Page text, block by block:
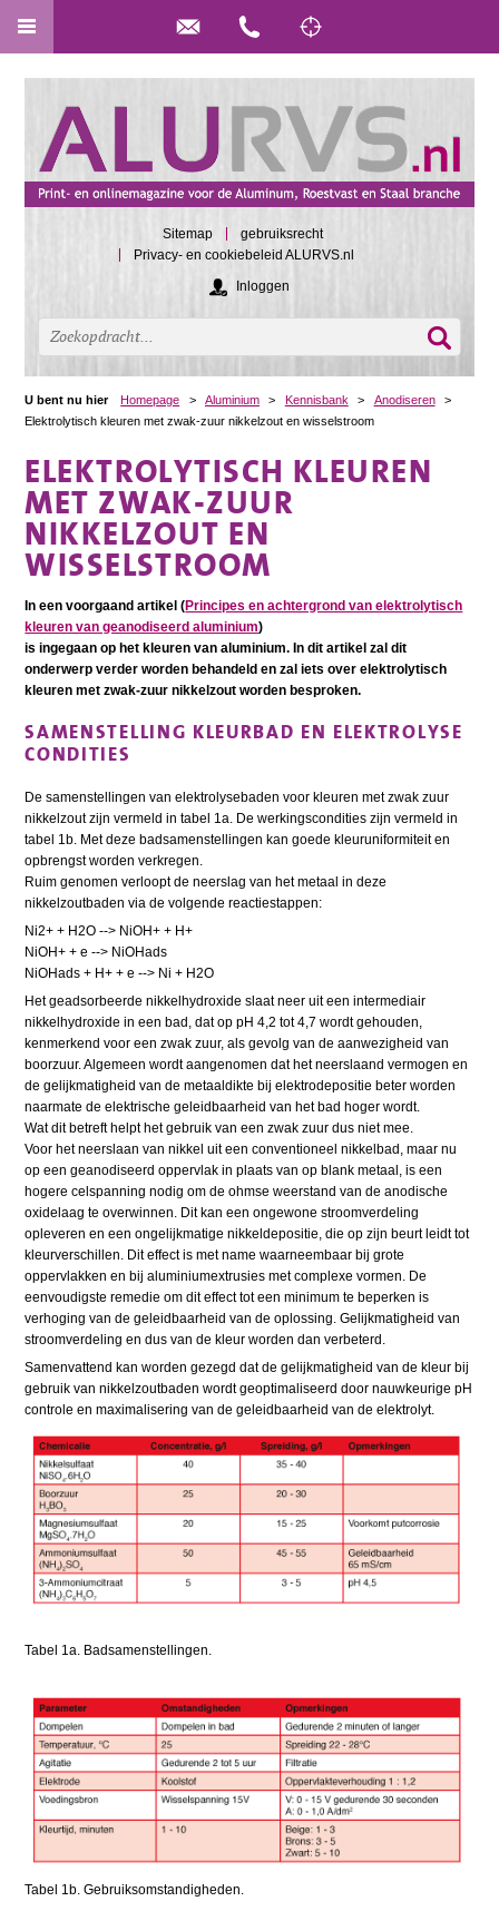
Sitemap
gebruiksrecht
Privacy- en cookiebeleid ALURVS.nl
Inloggen
U bent nu hier Homepage > Aluminium > Kennisbank > Anodiseren
>
Elektrolytisch kleuren met zwak-zuur nikkelzout en wisselstroom
ELEKTROLYTISCH KLEUREN
MET ZWAK-ZUUR
NIKKELZOUT EN
WISSELSTROOM
In een voorgaand artikel (Principes en achtergrond van elektrolytisch
kleuren van geanodiseerd aluminium)
is ingegaan op het kleuren van aluminium. In dit artikel zal dit
onderwerp verder worden behandeld en zal iets over elektrolytisch
kleuren met zwak-zuur nikkelzout worden besproken.
SAMENSTELLING KLEURBAD EN ELEKTROLYSE
CONDITIES
De samenstellingen van elektrolysebaden voor kleuren met zwak zuur
nikkelzout zijn vermeld in tabel 1a. De werkingscondities zijn vermeld in
tabel 1b. Met deze badsamenstellingen kan goede kleuruniformiteit en
opbrengst worden verkregen.
Ruim genomen verloopt de neerslag van het metaal in deze
nikkelzoutbaden via de volgende reactiestappen:
Ni2+ + H2O --> NiOH+ + H+
NiOH+ + e --> NiOHads
NiOHads + H+ + e --> Ni + H2O
Het geadsorbeerde nikkelhydroxide slaat neer uit een intermediair
nikkelhydroxide in een bad, dat op pH 4,2 tot 4,7 wordt gehouden,
kenmerkend voor een zwak zuur, als gevolg van de aanwezigheid van
boorzuur. Algemeen wordt aangenomen dat het neerslaand vermogen en
de gelijkmatigheid van de metaaldikte bij elektrodepositie beter worden
naarmate de elektrische geleidbaarheid van het bad hoger wordt.
Wat dit betreft helpt het gebruik van een zwak zuur dus niet mee.
Voor het neerslaan van nikkel uit een conventioneel nikkelbad, maar nu
op een geanodiseerd oppervlak in plaats van op blank metaal, is een
hogere celspanning nodig om de ohmse weerstand van de anodische
oxidelaag te overwinnen. Dit kan een ongewone stroomverdeling
opleveren en een ongelijkmatige nikkeldepositie, die op zijn beurt leidt tot
kleurverschillen. Dit effect is met name waarneembaar bij grote
oppervlakken en bij aluminiumextrusies met complexe vormen. De
eenvoudigste remedie om dit effect tot een minimum te beperken is
verhoging van de geleidbaarheid van de oplossing. Gelijkmatigheid van
stroomverdeling en dus van de kleur worden dan verbeterd.
Samenvattend kan worden gezegd dat de gelijkmatigheid van de kleur bij
gebruik van nikkelzoutbaden wordt geoptimaliseerd door nauwkeurige pH
controle en maximalisering van de geleidbaarheid van de elektrolyt.
Tabel 1a. Badsamenstellingen.
Tabel 1b. Gebruiksomstandigheden.